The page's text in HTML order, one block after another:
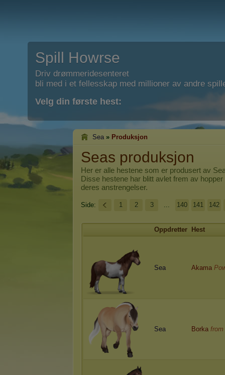
Spill Howrse
Driv drømmeridesenteret
bli med i et fellesskap med millioner av andre
Velg din første hest:
Sea » Produksjon
Seas produksjon
Her er alle hestene som er produsert av
Disse hestene har blitt avlet frem av
deres anstrengelser.
Side: 1 2 3 ... 140 141 142
Oppdretter Hest
Sea Akama
Sea Borka from